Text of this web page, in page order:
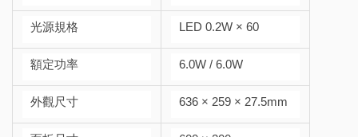
光源規格 LED 0.2W × 60
額定功率 6.0W / 6.0W
外觀尺寸 636 × 259 × 27.5mm